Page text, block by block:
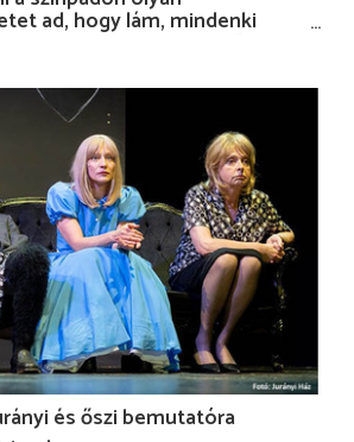
ad, hogy lám, mindenki
magammal…”
és őszi bemutatóra